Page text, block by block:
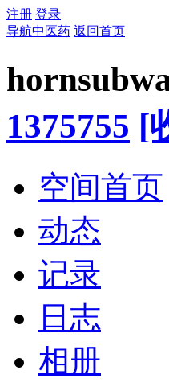
注册 登录
导航中医药 返回首页
1375755 [
空间首页
动态
记录
日志
相册